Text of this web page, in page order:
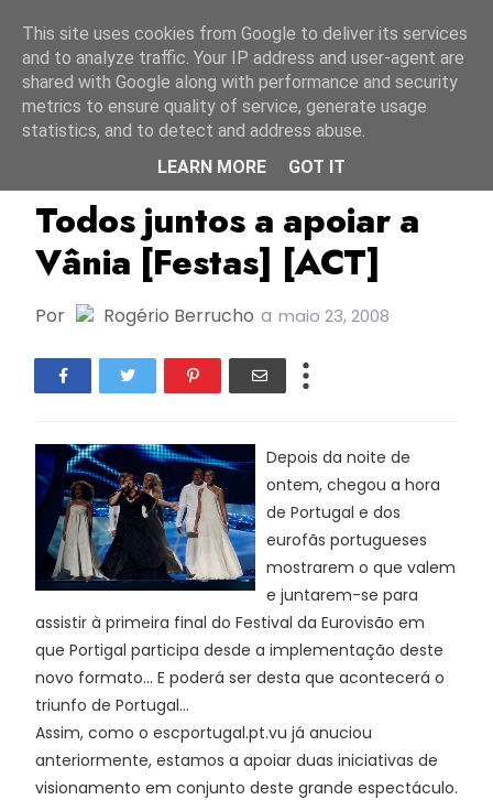
ESC Portugal ESC2008 OGAE Portugal
Todos juntos a apoiar a
Vânia [Festas] [ACT]
Por Rogério Berrucho a maio 23, 2008
Depois da noite de
ontem, chegou a hora
de Portugal e dos
eurofãs portugueses
mostrarem o que valem
e juntarem-se para
assistir à primeira final do Festival da Eurovisão em
que Portigal participa desde a implementação deste
novo formato... E poderá ser desta que acontecerá o
triunfo de Portugal...
Assim, como o escportugal.pt.vu já anuciou
anteriormente, estamos a apoiar duas iniciativas de
visionamento em conjunto deste grande espectáculo.
This site uses cookies from Google to deliver its services
and to analyze traffic. Your IP address and user-agent are
shared with Google along with performance and security
metrics to ensure quality of service, generate usage
statistics, and to detect and address abuse.
LEARN MORE
GOT IT